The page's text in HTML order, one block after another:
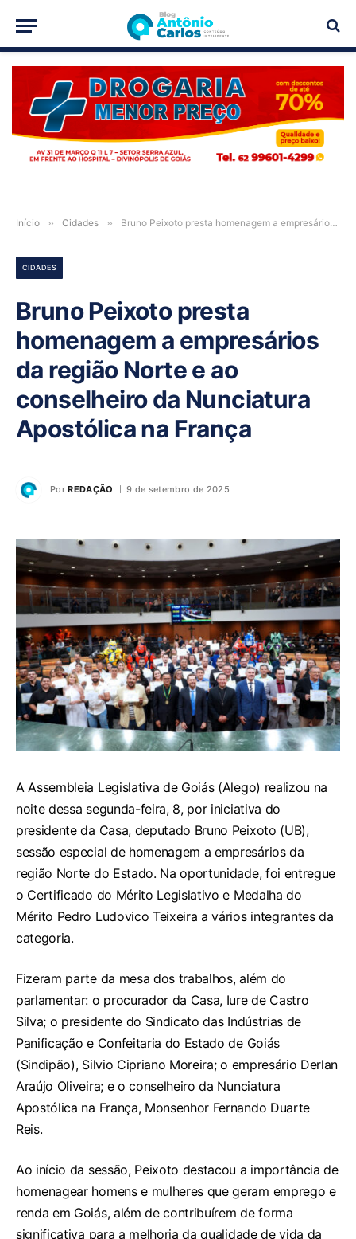
PUBLICIDADE
Início » Cidades » Bruno Peixoto presta homenagem a empresários da região Norte e ao conselheiro da Nunciatura Apostólica na França
CIDADES
Bruno Peixoto presta
homenagem a empresários
da região Norte e ao
conselheiro da Nunciatura
Apostólica na França
Por REDAÇÃO 9 de setembro de 2025
A Assembleia Legislativa de Goiás (Alego) realizou na
noite dessa segunda-feira, 8, por iniciativa do
presidente da Casa, deputado Bruno Peixoto (UB),
sessão especial de homenagem a empresários da
região Norte do Estado. Na oportunidade, foi entregue
o Certificado do Mérito Legislativo e Medalha do
Mérito Pedro Ludovico Teixeira a vários integrantes da
categoria.
Fizeram parte da mesa dos trabalhos, além do
parlamentar: o procurador da Casa, Iure de Castro
Silva; o presidente do Sindicato das Indústrias de
Panificação e Confeitaria do Estado de Goiás
(Sindipão), Silvio Cipriano Moreira; o empresário Derlan
Araújo Oliveira; e o conselheiro da Nunciatura
Apostólica na França, Monsenhor Fernando Duarte
Reis.
Ao início da sessão, Peixoto destacou a importância de
homenagear homens e mulheres que geram emprego e
renda em Goiás, além de contribuírem de forma
significativa para a melhoria da qualidade de vida da